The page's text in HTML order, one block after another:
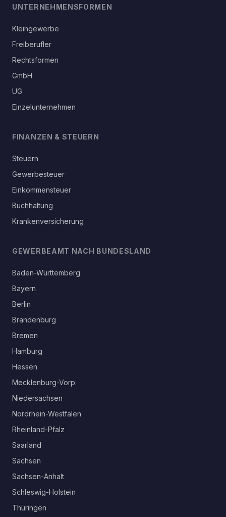
UNTERNEHMENSFORMEN
Kleingewerbe
Freiberufler
Rechtsformen
GmbH
UG
Einzelunternehmen
FINANZEN & STEUERN
Steuern
Gewerbesteuer
Einkommensteuer
Buchhaltung
Krankenversicherung
GEWERBEAMT NACH BUNDESLAND
Baden-Württemberg
Bayern
Berlin
Brandenburg
Bremen
Hamburg
Hessen
Mecklenburg-Vorp.
Niedersachsen
Nordrhein-Westfalen
Rheinland-Pfalz
Saarland
Sachsen
Sachsen-Anhalt
Schleswig-Holstein
Thüringen